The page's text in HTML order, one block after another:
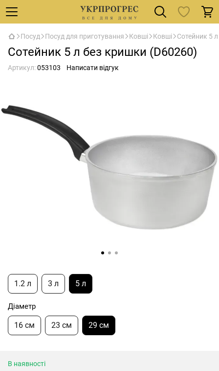
Посуд Посуд для приготування Ковші Ковші Сотейник 5
Сотейник 5 л без кришки (D60260)
Артикул:053103 Написати відгук
1.2 л 3 л 5 л
Діаметр
16 см 23 см 29 см
В наявності